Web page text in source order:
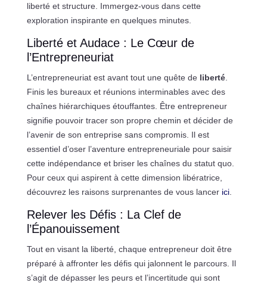
liberté et structure. Immergez-vous dans cette
exploration inspirante en quelques minutes.
Liberté et Audace : Le Cœur de
l’Entrepreneuriat
L’entrepreneuriat est avant tout une quête de liberté.
Finis les bureaux et réunions interminables avec des
chaînes hiérarchiques étouffantes. Être entrepreneur
signifie pouvoir tracer son propre chemin et décider de
l’avenir de son entreprise sans compromis. Il est
essentiel d’oser l’aventure entrepreneuriale pour saisir
cette indépendance et briser les chaînes du statut quo.
Pour ceux qui aspirent à cette dimension libératrice,
découvrez les raisons surprenantes de vous lancer ici.
Relever les Défis : La Clef de
l’Épanouissement
Tout en visant la liberté, chaque entrepreneur doit être
préparé à affronter les défis qui jalonnent le parcours. Il
s’agit de dépasser les peurs et l’incertitude qui sont